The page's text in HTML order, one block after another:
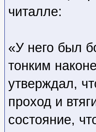
читалле:
«У него был
тонким
утверждал,
проход и
состояние,